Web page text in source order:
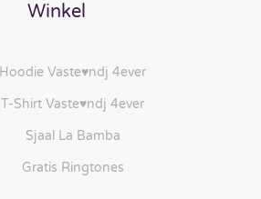
Winkel
Hoodie Vaste♥ndj 4ever
T-Shirt Vaste♥ndj 4ever
Sjaal La Bamba
Gratis Ringtones